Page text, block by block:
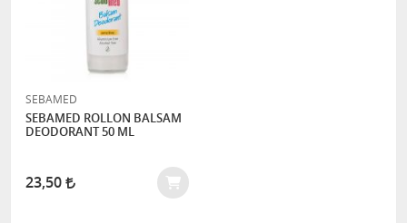
SEBAMED
SEBAMED ROLLON BALSAM
DEODORANT 50 ML
23,50